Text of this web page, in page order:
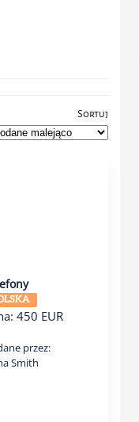
Sortuj
450 EUR
przez:
Smith